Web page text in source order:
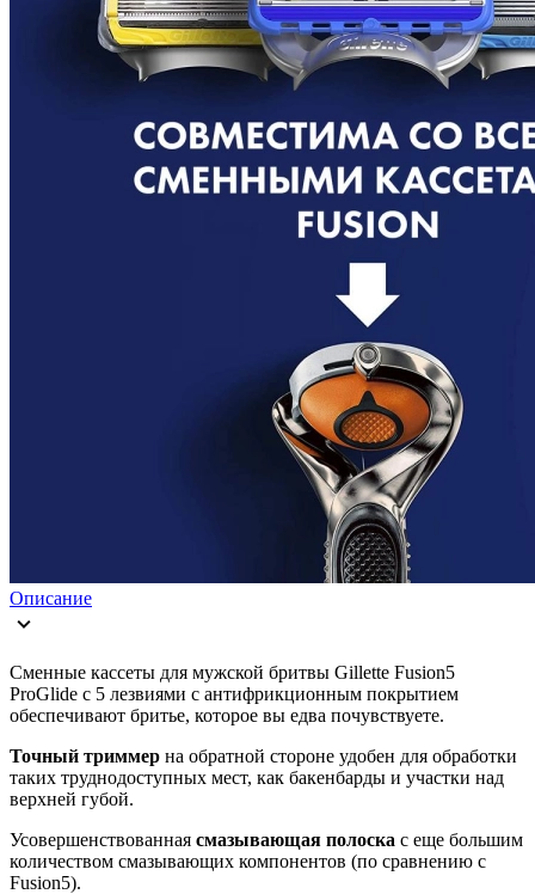
Описание
Сменные кассеты для мужской бритвы Gillette Fusion5
ProGlide с 5 лезвиями с антифрикционным покрытием
обеспечивают бритье, которое вы едва почувствуете.
Точный триммер на обратной стороне удобен для обработки
таких труднодоступных мест, как бакенбарды и участки над
верхней губой.
Усовершенствованная смазывающая полоска с еще большим
количеством смазывающих компонентов (по сравнению с
Fusion5).